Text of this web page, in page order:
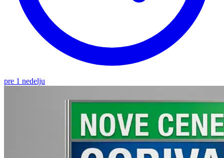
pre 1 nedelju